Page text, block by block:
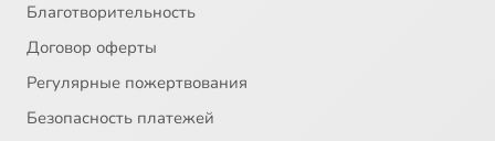
Благотворительность
Договор оферты
Регулярные пожертвования
Безопасность платежей